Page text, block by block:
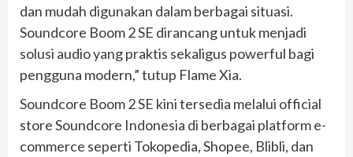
dan mudah digunakan dalam berbagai situasi.
Soundcore Boom 2 SE dirancang untuk menjadi
solusi audio yang praktis sekaligus powerful bagi
pengguna modern,” tutup Flame Xia.
Soundcore Boom 2 SE kini tersedia melalui official
store Soundcore Indonesia di berbagai platform e-
commerce seperti Tokopedia, Shopee, Blibli, dan